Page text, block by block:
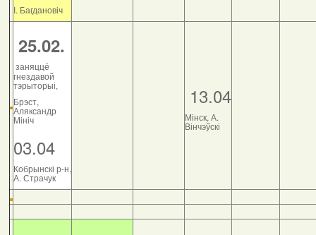
І. Багдановіч
25.02.
заняццё
гнездавой
тэрыторыі,
Брэст,
Аляксандр
Мініч
03.04
Кобрынскі р-н,
А. Страчук
13.04
Мінск, А.
Вінчэўскі